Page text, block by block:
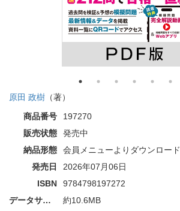
原田 政樹 （著）
商品番号
197270
販売状態
発売中
納品形態
会員メニューよりダウンロード
発売日
2026年07月06日
ISBN
9784798197272
データサイズ
約10.6MB